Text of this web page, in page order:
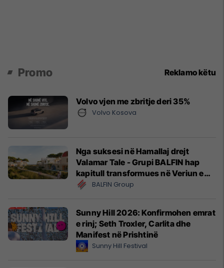
Promo Reklamo këtu
Volvo vjen me zbritje deri 35%
Volvo Kosova
Nga suksesi në Hamallaj drejt
Valamar Tale - Grupi BALFIN hap
kapitull transformues në Veriun e
Shqipërisë
BALFIN Group
Sunny Hill 2026: Konfirmohen emrat
e rinj; Seth Troxler, Carlita dhe
Manifest në Prishtinë
Sunny Hill Festival